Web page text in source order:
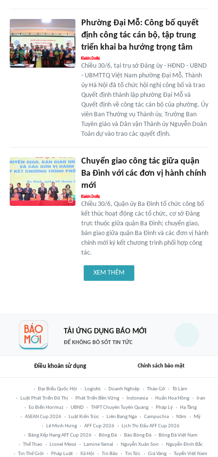
Phường Đại Mỗ: Công bố quyết
định công tác cán bộ, tập trung
triển khai ba hướng trọng tâm
Chiều 30/6, tại trụ sở Đảng ủy - HĐND - UBND
- UBMTTQ Việt Nam phường Đại Mỗ, Thành
ủy Hà Nội đã tổ chức hội nghị công bố và trao
Quyết định thành lập phường Đại Mỗ và
Quyết định về công tác cán bộ của phường. Ủy
viên Ban Thường vụ Thành ủy, Trưởng Ban
Tuyên giáo và Dân vận Thành ủy Nguyễn Doãn
Toản dự vào trao các quyết định.
Chuyển giao công tác giữa quận
Ba Đình với các đơn vị hành chính
mới
Chiều 30/6, Quận ủy Ba Đình tổ chức công bố
kết thúc hoạt động các tổ chức, cơ sở Đảng
trực thuộc giữa quận Ba Đình; chuyển giao,
bàn giao giữa quận Ba Đình và các đơn vị hành
chính mới ký kết chương trình phối hợp công
tác.
XEM THÊM
TẢI ỨNG DỤNG BÁO MỚI
ĐỂ KHÔNG BỎ SÓT TIN TỨC
Điều khoản sử dụng Chính sách bảo mật
Đại Biểu Quốc Hội Logistic Doanh Nghiệp Tháo Gỡ
Tô Lâm
Luật Phát Triển Đô Thị
Phát Triển Bền Vững Indonesia Huấn Hoa Hồng
Iran
Eo Biển Hormuz
UBND THPT Chuyên Tuyên Quang Pháp Lý
Hạ Tầng
ASEAN Cup 2026
Luật Kiến Trúc Liên Bang Nga Campuchia Năm
Mỹ
Lê Minh Hưng
AFF Cup 2026
Lịch Thi Đấu AFF Cup 2026
Bảng Xếp Hạng AFF Cup 2026
Bóng Đá Báo Bóng Đá
Bóng Đá Việt Nam
Thể Thao
Lionel Messi Lamine Yamal Nguyễn Xuân Son
Nguyễn Đình Bắc
Tin Thế Giới
Pháp Luật Xã Hội Tin Bão Tin Tức Giá Vàng Tuyển Việt Nam